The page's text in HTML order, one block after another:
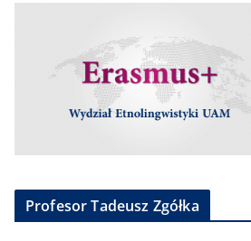
Profesor Tadeusz Zgółka